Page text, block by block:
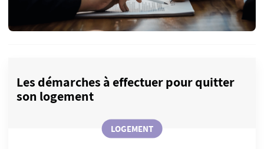
Les démarches à effectuer pour quitter
son logement
LOGEMENT